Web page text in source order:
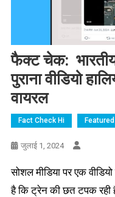
फैक्ट चेक:
पुराना वीडियो
वायरल
Fact Check Hi Featured
जुलाई 1, 2024
सोशल मीडिया पर एक
है कि ट्रेन की छत टपक रही